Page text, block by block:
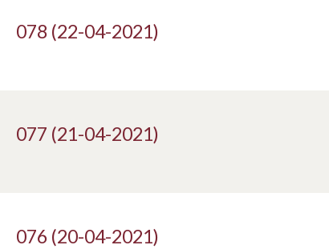
078 (22-04-2021)
077 (21-04-2021)
076 (20-04-2021)